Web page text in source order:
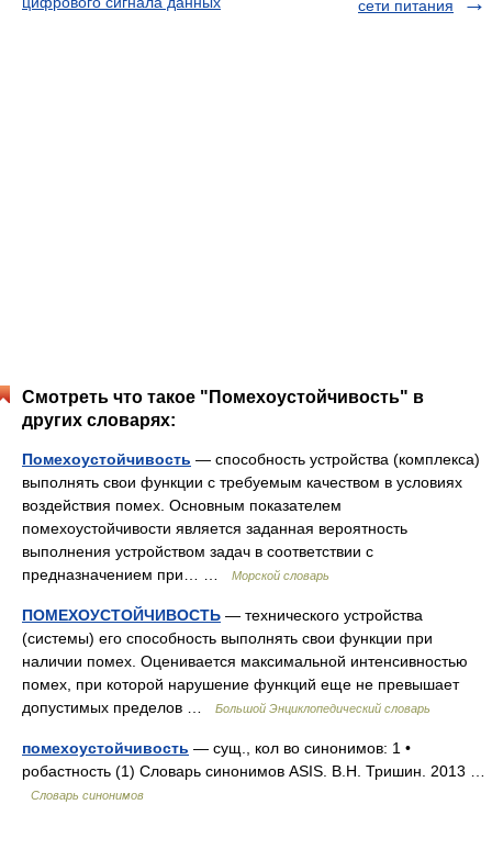
сети питания
Смотреть что такое "Помехоустойчивость" в
других словарях:
Помехоустойчивость — способность устройства (комплекса)
выполнять свои функции с требуемым качеством в условиях
воздействия помех. Основным показателем
помехоустойчивости является заданная вероятность
выполнения устройством задач в соответствии с
предназначением при… …
Морской словарь
ПОМЕХОУСТОЙЧИВОСТЬ — технического устройства
(системы) его способность выполнять свои функции при
наличии помех. Оценивается максимальной интенсивностью
помех, при которой нарушение функций еще не превышает
допустимых пределов …
Большой Энциклопедический словарь
помехоустойчивость — сущ., кол во синонимов: 1 •
робастность (1) Словарь синонимов ASIS. В.Н. Тришин. 2013 …
Словарь синонимов